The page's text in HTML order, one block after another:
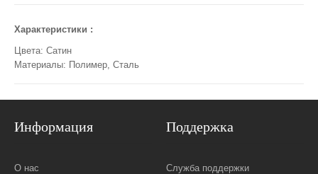
Характеристики :
Цвета: Сатин
Материалы: Полимер, Сталь
Информация
О нас
Поддержка
Служба поддержки